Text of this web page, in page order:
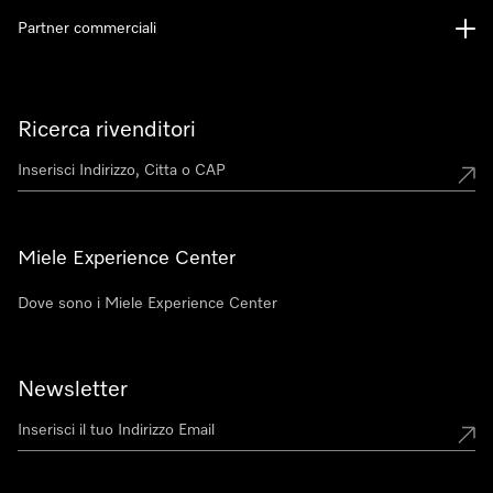
Ricerca rivenditori
Miele Experience Center
Dove sono i Miele Experience Center
Newsletter
Partner commerciali